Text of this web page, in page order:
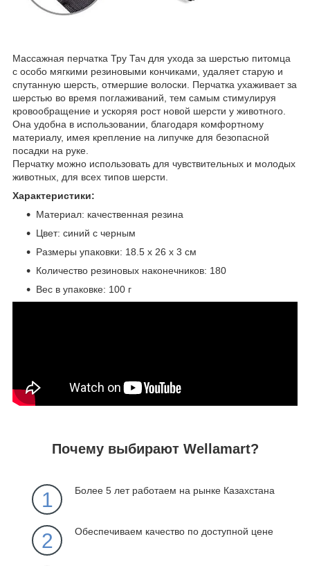
Массажная перчатка Тру Тач для ухода за шерстью питомца
с особо мягкими резиновыми кончиками, удаляет старую и
спутанную шерсть, отмершие волоски. Перчатка ухаживает за
шерстью во время поглаживаний, тем самым стимулируя
кровообращение и ускоряя рост новой шерсти у животного.
Она удобна в использовании, благодаря комфортному
материалу, имея крепление на липучке для безопасной
посадки на руке.
Перчатку можно использовать для чувствительных и молодых
животных, для всех типов шерсти.
Характеристики:
Материал: качественная резина
Цвет: синий с черным
Размеры упаковки: 18.5 х 26 х 3 см
Количество резиновых наконечников: 180
Вес в упаковке: 100 г
Почему выбирают Wellamart?
1 Более 5 лет работаем на рынке Казахстана
2 Обеспечиваем качество по доступной цене